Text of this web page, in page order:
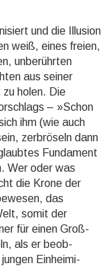
und die Illusion
weiß, eines freien,
unbe­rührten
aus seiner
holen. Die
– »Schon
ihm (wie auch
zerbrö­seln dann
Fundament
Wer oder was
die Krone der
das
somit der
für einen Groß­
als er beob­
Ein­heimi­